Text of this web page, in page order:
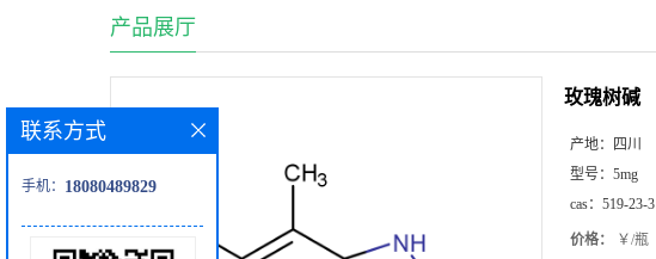
产品展厅
玫瑰树碱
产地：
四川
型号： 5mg
cas： 519-23-3
价格： ￥/瓶
联系方式
手机： 18080489829